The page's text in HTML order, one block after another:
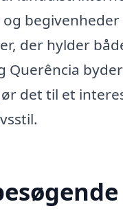
der hylder
det til et